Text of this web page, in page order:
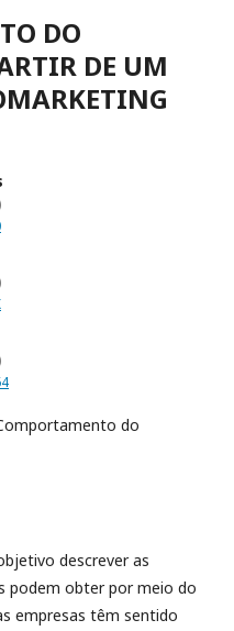
DO
DE UM
do
descrever as
podem obter por meio do
empresas têm sentido